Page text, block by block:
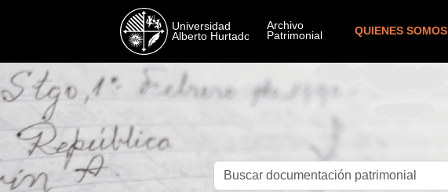
QUIENES SOMOS